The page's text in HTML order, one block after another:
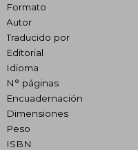
Formato
Autor
Traducido por
Editorial
Idioma
N° páginas
Encuadernación
Dimensiones
Peso
ISBN